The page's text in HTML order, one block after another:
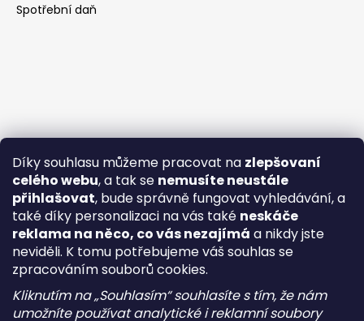
Díky souhlasu můžeme pracovat na zlepšovaní
celého webu, a tak se nemusíte neustále
přihlašovat, bude správně fungovat vyhledávání, a
také díky personalizaci na vás také neskáče
reklama na něco, co vás nezajímá a nikdy jste
neviděli. K tomu potřebujeme váš souhlas se
zpracováním souborů cookies.
Kliknutím na „Souhlasím“ souhlasíte s tím, že nám
umožníte používat analytické i reklamní soubory
Spotřební daň